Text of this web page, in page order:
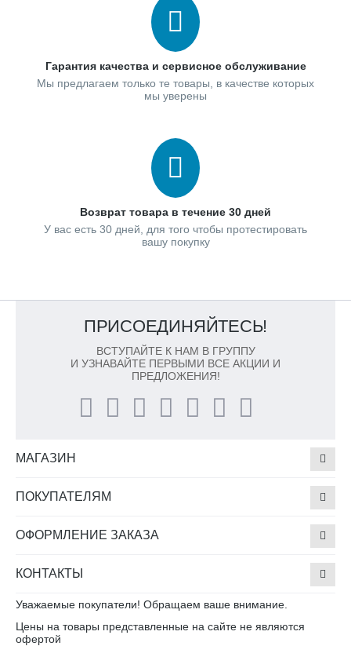
Гарантия качества и сервисное обслуживание
Мы предлагаем только те товары, в качестве которых
мы уверены
Возврат товара в течение 30 дней
У вас есть 30 дней, для того чтобы протестировать
вашу покупку
ПРИСОЕДИНЯЙТЕСЬ!
ВСТУПАЙТЕ К НАМ В ГРУППУ
И УЗНАВАЙТЕ ПЕРВЫМИ ВСЕ АКЦИИ И
ПРЕДЛОЖЕНИЯ!
МАГАЗИН
ПОКУПАТЕЛЯМ
ОФОРМЛЕНИЕ ЗАКАЗА
КОНТАКТЫ
Уважаемые покупатели! Обращаем ваше внимание.
Цены на товары представленные на сайте не являются
офертой